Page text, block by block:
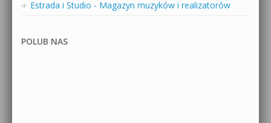
Estrada i Studio - Magazyn muzyków i realizatorów
POLUB NAS